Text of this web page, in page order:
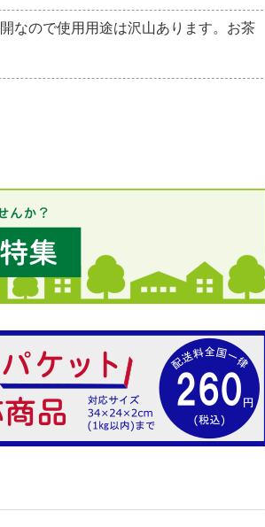
なので使用用途は沢山あります。お茶